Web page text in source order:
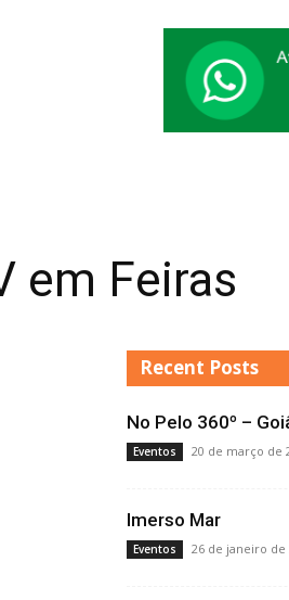
em Feiras
Recent Posts
No Pelo 360º –
Eventos 20 de março de
Imerso Mar
Eventos 26 de janeiro de